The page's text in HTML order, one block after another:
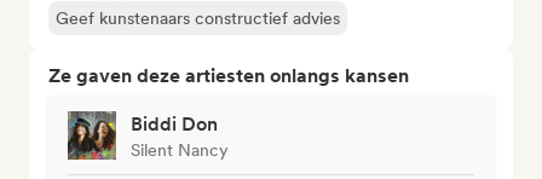
Geef kunstenaars constructief advies
Ze gaven deze artiesten onlangs kansen
Biddi Don
Silent Nancy